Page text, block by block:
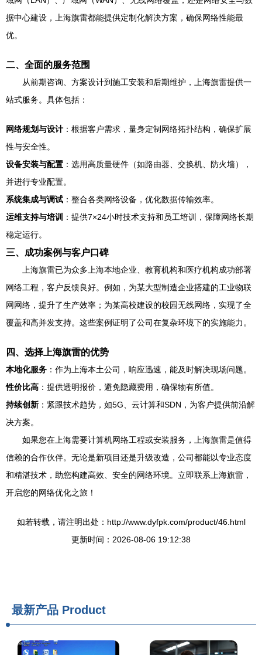
据中心建设，上海旗雷都能提供定制化解决方案，确保网络性能最
优。
二、全面的服务范围
从前期咨询、方案设计到施工安装和后期维护，上海旗雷提供一
站式服务。具体包括：
网络规划与设计 ：根据客户需求，量身定制网络拓扑结构，确保扩展
性与安全性。
设备安装与配置 ：选用高质量硬件（如路由器、交换机、防火墙），
并进行专业配置。
系统集成与调试 ：整合各类网络设备，优化数据传输效率。
运维支持与培训
：提供7×24小时技术支持和员工培训，保障网络长期
稳定运行。
三、成功案例与客户口碑
上海旗雷已为众多上海本地企业、教育机构和医疗机构成功部署
网络工程，客户反馈良好。例如，为某大型制造企业搭建的工业物联
网网络，提升了生产效率；为某高校建设的校园无线网络，实现了全
覆盖和高并发支持。这些案例证明了公司在复杂环境下的实施能力。
四、选择上海旗雷的优势
本地化服务 ：作为上海本土公司，响应迅速，能及时解决现场问题。
性价比高 ：提供透明报价，避免隐藏费用，确保物有所值。
持续创新 ：紧跟技术趋势，如5G、云计算和SDN，为客户提供前沿解
决方案。
如果您在上海需要计算机网络工程或安装服务，上海旗雷是值得
信赖的合作伙伴。无论是新项目还是升级改造，公司都能以专业态度
和精湛技术，助您构建高效、安全的网络环境。立即联系上海旗雷，
开启您的网络优化之旅！
如若转载，请注明出处：http://www.dyfpk.com/product/46.html
更新时间：2026-08-06 19:12:38
最新产品 Product